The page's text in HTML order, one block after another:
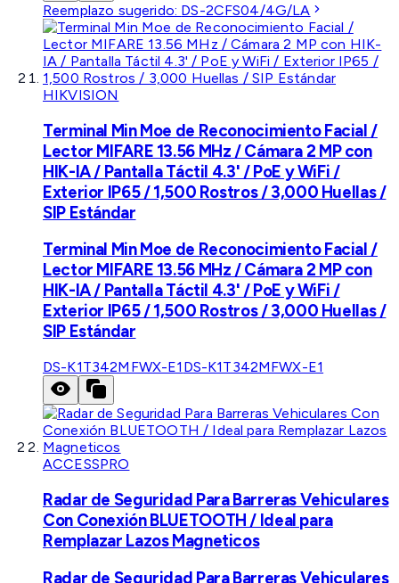
Reemplazo sugerido: DS-2CFS04/4G/LA
HIKVISION
Terminal Min Moe de Reconocimiento Facial /
Lector MIFARE 13.56 MHz / Cámara 2 MP con
HIK-IA / Pantalla Táctil 4.3' / PoE y WiFi /
Exterior IP65 / 1,500 Rostros / 3,000 Huellas /
SIP Estándar
Terminal Min Moe de Reconocimiento Facial /
Lector MIFARE 13.56 MHz / Cámara 2 MP con
HIK-IA / Pantalla Táctil 4.3' / PoE y WiFi /
Exterior IP65 / 1,500 Rostros / 3,000 Huellas /
SIP Estándar
DS-K1T342MFWX-E1 DS-K1T342MFWX-E1
ACCESSPRO
Radar de Seguridad Para Barreras Vehiculares
Con Conexión BLUETOOTH / Ideal para
Remplazar Lazos Magneticos
Radar de Seguridad Para Barreras Vehiculares